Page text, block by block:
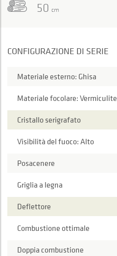
50 cm
CONFIGURAZIONE DI SERIE
Materiale esterno: Ghisa
Materiale focolare: Vermiculite
Cristallo serigrafato
Visibilità del fuoco: Alto
Posacenere
Griglia a legna
Deflettore
Combustione ottimale
Doppia combustione